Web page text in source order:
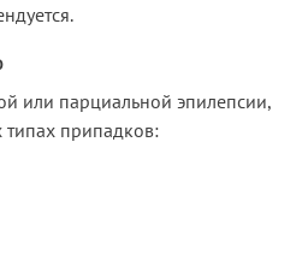
или парциальной эпилепсии,
припадков: